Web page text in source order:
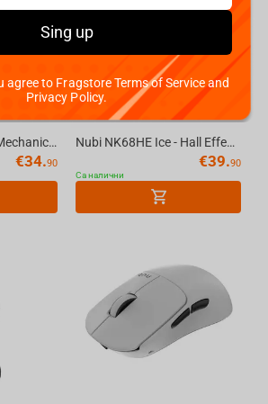
Nubi NK87 Black - Mechanical Gaming Keyboard [ANSI US]
€34.90
Nubi NK68HE Ice - Hall Effect Gaming Keyboard [ANSI US]
€39.90
Са налични
Sing up
agree to Fragstore Terms of Service and
Privacy Policy.